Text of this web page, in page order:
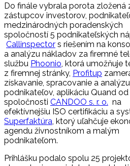
Do finále vybrala porota zložená
zástupcov investorov,
medzinárodných poradenských
spoločností 5 podnikateľských
Callinspector s riešením na
a analýzu nákladov za firemné
službu Phoonio , ktorá umožňuje
z firemnej stránky, Profitup
získavanie, spracovanie a
podnikateľov, aplikáciu Quand od
spoločnosti CANDOO s. r. o. na
efektívnejšiu ISO certifikáciu a
Superfaktúra , ktorý uľahčuje
agendu živnostníkom a malým
podnikateľom.
Prihlášku podalo spolu 25